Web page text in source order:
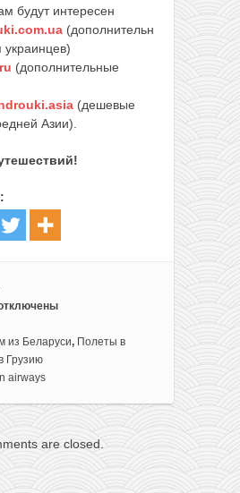
будут интересен
(дополнительн
(дополнительные
(дешевые
Азии).
из Беларуси, Полеты в
Грузию
airways
are closed.